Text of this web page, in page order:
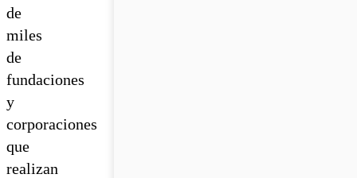
de
miles
de
fundaciones
y
corporaciones
que
realizan